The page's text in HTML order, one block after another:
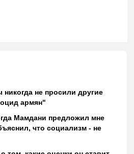
не просили другие
армян"
Мамдани предложил мне
что социализм - не